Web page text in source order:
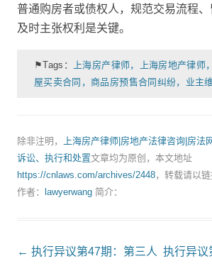
普通购房者或债权人，规范交易流程、
及时主张权利是关键。
⚑Tags：
上海房产律师，上海房地产律师
屋买卖合同，商品房预售合同纠纷，业主
除非注明，
上海房产律师|房地产法律咨询|房法
诉讼、执行和处置文章均为原创，本文地址
https://cnlaws.com/archives/2448，转载请以链
作者：
lawyerwang 简介：
Post
← 执行异议第47期：第三人 执行异议